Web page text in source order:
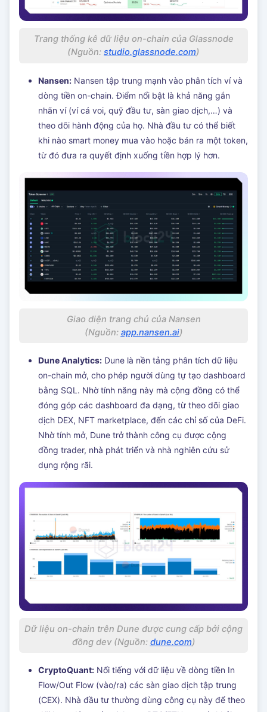
Trang thống kê dữ liệu on-chain của Glassnode
(Nguồn: studio.glassnode.com)
Nansen: Nansen tập trung mạnh vào phân tích ví và
dòng tiền on-chain. Điểm nổi bật là khả năng gắn
nhãn ví (ví cá voi, quỹ đầu tư, sàn giao dịch,…) và
theo dõi hành động của họ. Nhà đầu tư có thể biết
khi nào smart money mua vào hoặc bán ra một token,
từ đó đưa ra quyết định xuống tiền hợp lý hơn.
Giao diện trang chủ của Nansen
(Nguồn: app.nansen.ai)
Dune Analytics: Dune là nền tảng phân tích dữ liệu
on-chain mở, cho phép người dùng tự tạo dashboard
bằng SQL. Nhờ tính năng này mà cộng đồng có thể
đóng góp các dashboard đa dạng, từ theo dõi giao
dịch DEX, NFT marketplace, đến các chỉ số của DeFi.
Nhờ tính mở, Dune trở thành công cụ được cộng
đồng trader, nhà phát triển và nhà nghiên cứu sử
dụng rộng rãi.
Dữ liệu on-chain trên Dune được cung cấp bởi cộng
đồng dev (Nguồn: dune.com)
CryptoQuant: Nổi tiếng với dữ liệu về dòng tiền In
Flow/Out Flow (vào/ra) các sàn giao dịch tập trung
(CEX). Nhà đầu tư thường dùng công cụ này để theo